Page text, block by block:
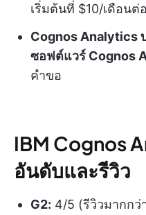
เริ่มต้นที่ $10/เดือนต่
Cognos Analytics
ซอฟต์แวร์ Cognos
คำขอ
IBM Cognos
อันดับและรีวิว
G2: 4/5 (รีวิวมากกว่